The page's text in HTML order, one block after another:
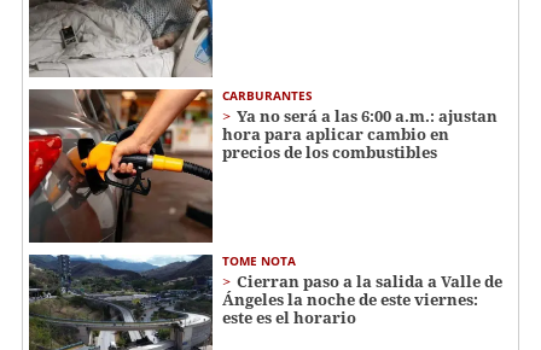
CARBURANTES
Ya no será a las 6:00 a.m.: ajustan
hora para aplicar cambio en
precios de los combustibles
TOME NOTA
Cierran paso a la salida a Valle de
Ángeles la noche de este viernes:
este es el horario